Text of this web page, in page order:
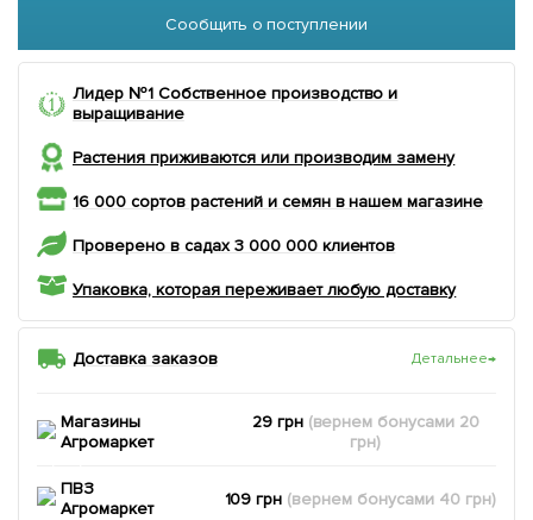
Сообщить о поступлении
Лидер №1 Собственное производство и
выращивание
Растения приживаются или производим замену
16 000 сортов растений и семян в нашем магазине
Проверено в садах 3 000 000 клиентов
Упаковка, которая переживает любую доставку
Доставка заказов Детальнее→
Магазины
Агромаркет
29 грн (вернем бонусами 20
грн)
ПВЗ
Агромаркет
109 грн (вернем бонусами 40 грн)